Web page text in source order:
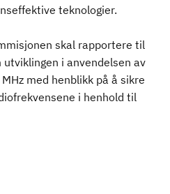
teknologier.
skal rapportere til
i anvendelsen av
med henblikk på å sikre
i henhold til